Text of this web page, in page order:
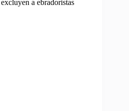
a ebradoristas